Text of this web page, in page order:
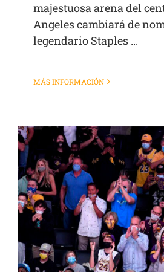
majestuosa arena del
Angeles cambiará de
legendario Staples ...
MÁS INFORMACIÓN